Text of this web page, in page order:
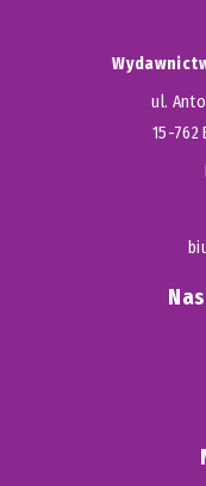
ul.
15-762